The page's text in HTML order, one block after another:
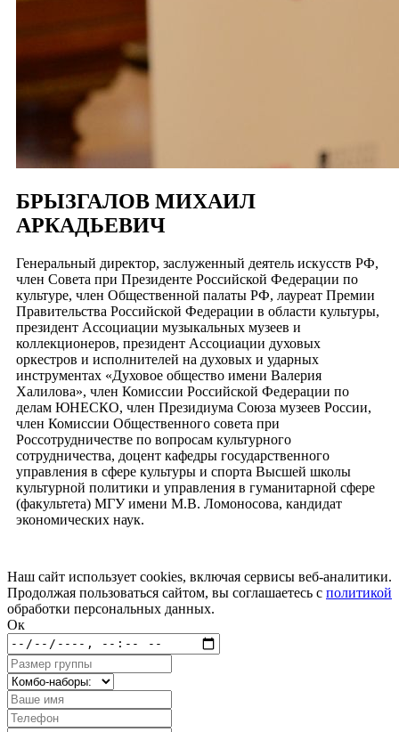
БРЫЗГАЛОВ МИХАИЛ
АРКАДЬЕВИЧ
Генеральный директор, заслуженный деятель искусств РФ,
член Совета при Президенте Российской Федерации по
культуре, член Общественной палаты РФ, лауреат Премии
Правительства Российской Федерации в области культуры,
президент Ассоциации музыкальных музеев и
коллекционеров, президент Ассоциации духовых
оркестров и исполнителей на духовых и ударных
инструментах «Духовое общество имени Валерия
Халилова», член Комиссии Российской Федерации по
делам ЮНЕСКО, член Президиума Союза музеев России,
член Комиссии Общественного совета при
Россотрудничестве по вопросам культурного
сотрудничества, доцент кафедры государственного
управления в сфере культуры и спорта Высшей школы
культурной политики и управления в гуманитарной сфере
(факультета) МГУ имени М.В. Ломоносова, кандидат
экономических наук.
Наш сайт использует cookies, включая сервисы веб-аналитики.
Продолжая пользоваться сайтом, вы соглашаетесь с политикой
обработки персональных данных.
Ок